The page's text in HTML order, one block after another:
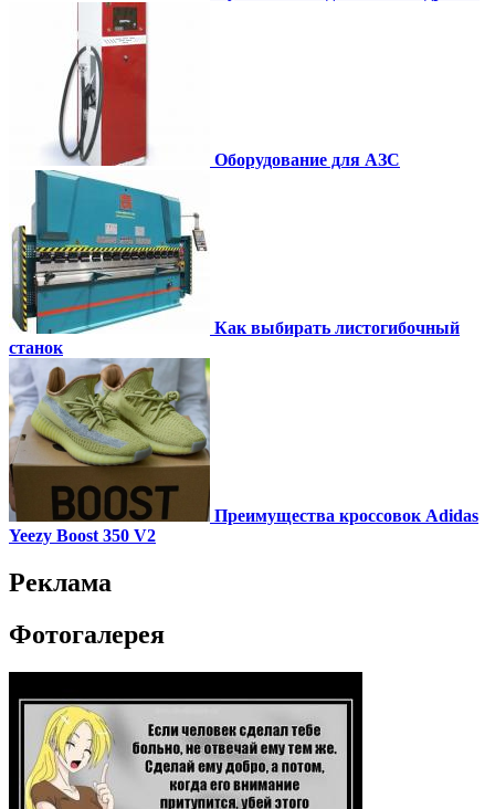
Оборудование для АЗС
Как выбирать листогибочный
станок
Преимущества кроссовок Adidas
Yeezy Boost 350 V2
Реклама
Фотогалерея